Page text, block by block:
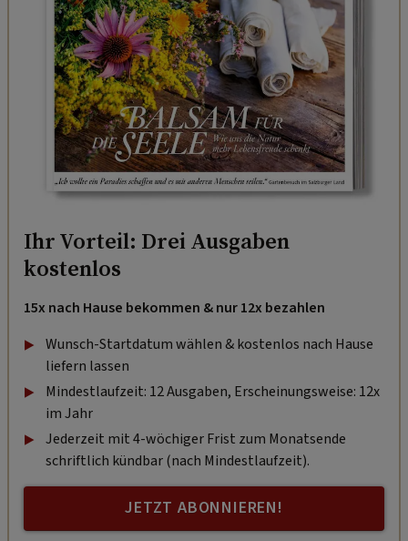
Ihr Vorteil: Drei Ausgaben
kostenlos
15x nach Hause bekommen & nur 12x bezahlen
Wunsch-Startdatum wählen & kostenlos nach Hause
liefern lassen
Mindestlaufzeit: 12 Ausgaben, Erscheinungsweise: 12x
im Jahr
Jederzeit mit 4-wöchiger Frist zum Monatsende
schriftlich kündbar (nach Mindestlaufzeit).
JETZT ABONNIEREN!